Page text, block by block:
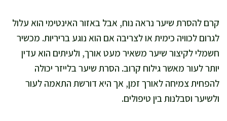
קרם להסרת שיער נראה נוח, אבל באזור האינטימי הוא עלול
לגרום לכוויה כימית או לצריבה אם הוא נוגע בריריות. מכשיר
חשמלי לקיצור שיער משאיר מעט אורך, ולעיתים הוא עדין
יותר לעור מאשר גילוח קרוב. הסרת שיער בלייזר יכולה
להפחית צמיחה לאורך זמן, אך היא דורשת התאמה לעור
ולשיער וסבלנות בין טיפולים.